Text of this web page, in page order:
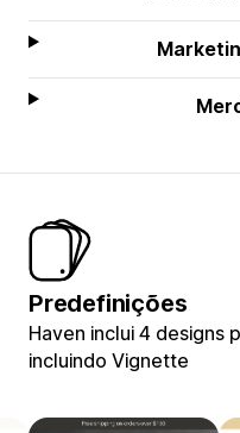
Predefinições
Haven inclui 4 designs
incluindo Vignette